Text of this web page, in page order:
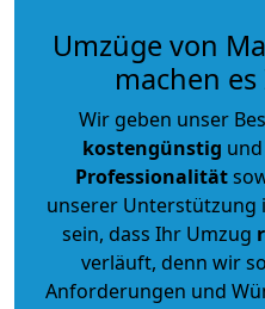
Umzüge von
machen
Wir geben unser
kostengünstig
Professionalität
unserer Unterstützung
sein, dass Ihr Umzug
verläuft, denn wir
Anforderungen und